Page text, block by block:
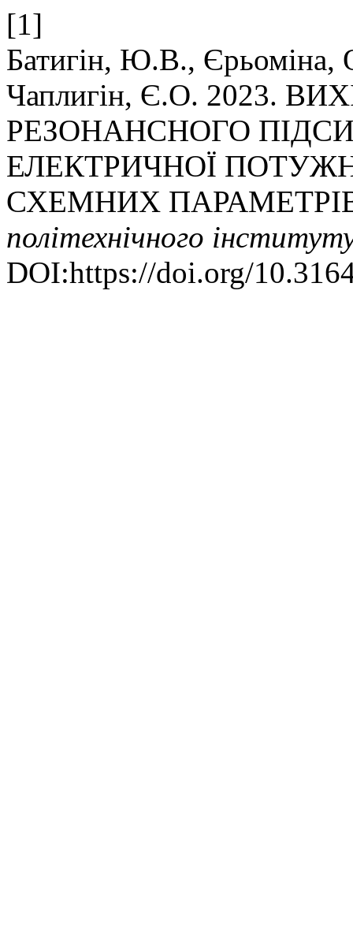
[1]
Батигін, Ю.В.,
Чаплигін, Є.О. 2023.
РЕЗОНАНСНОГО
ЕЛЕКТРИЧНОЇ
СХЕМНИХ
політехнічного
DOI:https://doi.org/